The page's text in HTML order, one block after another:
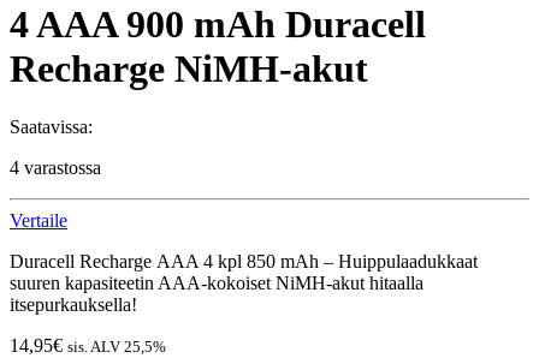
4 AAA 900 mAh Duracell
Recharge NiMH-akut
Saatavissa:
4 varastossa
Vertaile
Duracell Recharge AAA 4 kpl 850 mAh – Huippulaadukkaat
suuren kapasiteetin AAA-kokoiset NiMH-akut hitaalla
itsepurkauksella!
14,95€ sis. ALV 25,5%